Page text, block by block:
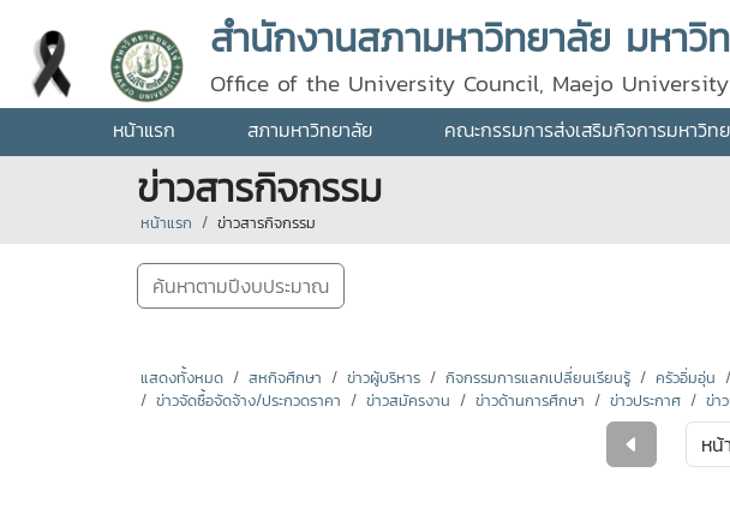
สำนักงานสภามหาวิทยาลัย มหาวิ
Office of the University Council, Maejo University
หน้าแรก สภามหาวิทยาลัย คณะกรรมการส่งเสริมกิจการมหาวิท
ข่าวสารกิจกรรม
หน้าแรก ข่าวสารกิจกรรม
ค้นหาตามปีงบประมาณ
แสดงทั้งหมด สหกิจศึกษา ข่าวผู้บริหาร กิจกรรมการแลกเปลี่ยนเรียนรู้ ครัวอิ่มอุ่น
ข่าวจัดซื้อจัดจ้าง/ประกวดราคา
ข่าวสมัครงาน ข่าวด้านการศึกษา ข่าวประกาศ ข่า